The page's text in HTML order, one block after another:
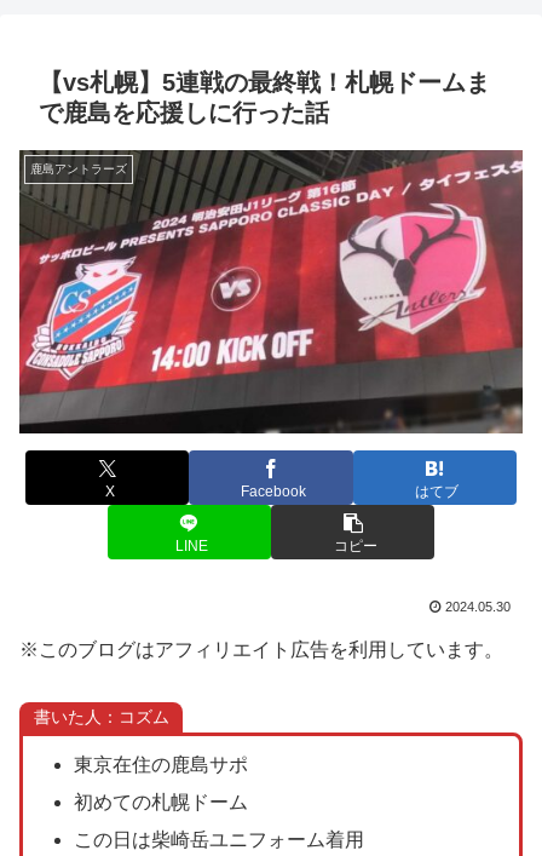
【vs札幌】5連戦の最終戦！札幌ドームま
で鹿島を応援しに行った話
鹿島アントラーズ
X Facebook はてブ
LINE コピー
2024.05.30
※このブログはアフィリエイト広告を利用しています。
書いた人：コズム
東京在住の鹿島サポ
初めての札幌ドーム
この日は柴崎岳ユニフォーム着用